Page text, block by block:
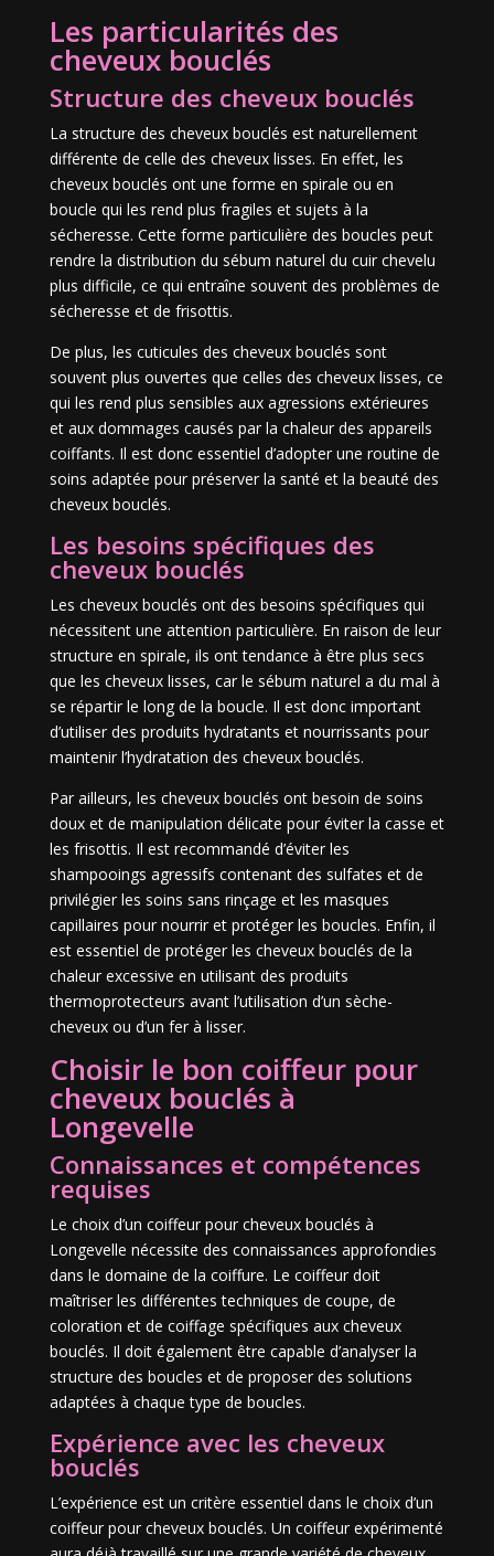
Les particularités des
cheveux bouclés
Structure des cheveux bouclés
La structure des cheveux bouclés est naturellement
différente de celle des cheveux lisses. En effet, les
cheveux bouclés ont une forme en spirale ou en
boucle qui les rend plus fragiles et sujets à la
sécheresse. Cette forme particulière des boucles peut
rendre la distribution du sébum naturel du cuir chevelu
plus difficile, ce qui entraîne souvent des problèmes de
sécheresse et de frisottis.
De plus, les cuticules des cheveux bouclés sont
souvent plus ouvertes que celles des cheveux lisses, ce
qui les rend plus sensibles aux agressions extérieures
et aux dommages causés par la chaleur des appareils
coiffants. Il est donc essentiel d’adopter une routine de
soins adaptée pour préserver la santé et la beauté des
cheveux bouclés.
Les besoins spécifiques des
cheveux bouclés
Les cheveux bouclés ont des besoins spécifiques qui
nécessitent une attention particulière. En raison de leur
structure en spirale, ils ont tendance à être plus secs
que les cheveux lisses, car le sébum naturel a du mal à
se répartir le long de la boucle. Il est donc important
d’utiliser des produits hydratants et nourrissants pour
maintenir l’hydratation des cheveux bouclés.
Par ailleurs, les cheveux bouclés ont besoin de soins
doux et de manipulation délicate pour éviter la casse et
les frisottis. Il est recommandé d’éviter les
shampooings agressifs contenant des sulfates et de
privilégier les soins sans rinçage et les masques
capillaires pour nourrir et protéger les boucles. Enfin, il
est essentiel de protéger les cheveux bouclés de la
chaleur excessive en utilisant des produits
thermoprotecteurs avant l’utilisation d’un sèche-
cheveux ou d’un fer à lisser.
Choisir le bon coiffeur pour
cheveux bouclés à
Longevelle
Connaissances et compétences
requises
Le choix d’un coiffeur pour cheveux bouclés à
Longevelle nécessite des connaissances approfondies
dans le domaine de la coiffure. Le coiffeur doit
maîtriser les différentes techniques de coupe, de
coloration et de coiffage spécifiques aux cheveux
bouclés. Il doit également être capable d’analyser la
structure des boucles et de proposer des solutions
adaptées à chaque type de boucles.
Expérience avec les cheveux
bouclés
L’expérience est un critère essentiel dans le choix d’un
coiffeur pour cheveux bouclés. Un coiffeur expérimenté